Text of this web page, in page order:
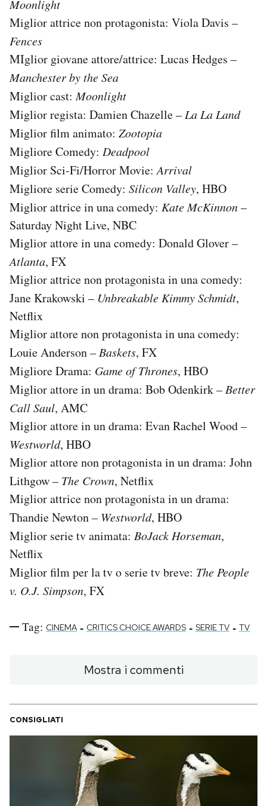
Moonlight
Miglior attrice non protagonista: Viola Davis –
Fences
MIglior giovane attore/attrice: Lucas Hedges –
Manchester by the Sea
Miglior cast:Moonlight
Miglior regista: Damien Chazelle – La La Land
Miglior film animato: Zootopia
Migliore Comedy: Deadpool
Miglior Sci-Fi/Horror Movie:Arrival
Migliore serie Comedy: Silicon Valley, HBO
Miglior attrice in una comedy: Kate McKinnon–
Saturday Night Live, NBC
Miglior attore in una comedy: Donald Glover –
Atlanta, FX
Miglior attrice non protagonista in una comedy:
Jane Krakowski – Unbreakable Kimmy Schmidt,
Netflix
Miglior attore non protagonista in una comedy:
Louie Anderson – Baskets, FX
Migliore Drama: Game of Thrones, HBO
Miglior attore in un drama: Bob Odenkirk – Better
Call Saul, AMC
Miglior attore in un drama: Evan Rachel Wood –
Westworld, HBO
Miglior attore non protagonista in un drama: John
Lithgow – The Crown, Netflix
Miglior attrice non protagonista in un drama:
Thandie Newton – Westworld, HBO
Miglior serie tv animata: BoJack Horseman,
Netflix
Miglior film per la tv o serie tv breve: The People
v. O.J. Simpson, FX
Tag: CINEMA - CRITICS CHOICE AWARDS - SERIE TV - TV
Mostra i commenti
CONSIGLIATI